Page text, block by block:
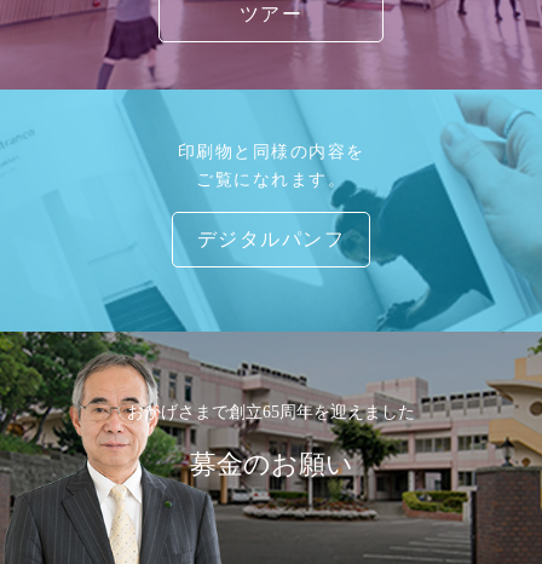
ツアー
印刷物と同様の内容を
ご覧になれます。
デジタルパンフ
おかげさまで創立65周年を迎えました
募金のお願い